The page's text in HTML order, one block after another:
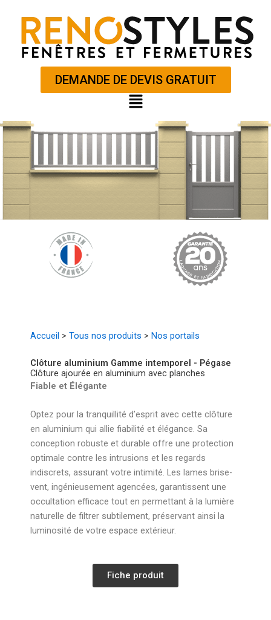
contenu
DEMANDE DE DEVIS GRATUIT
Main
Menu
Accueil > Tous nos produits > Nos portails
Clôture aluminium Gamme intemporel - Pégase
Clôture ajourée en aluminium avec planches
Fiable et Élégante
Optez pour la tranquillité d’esprit avec cette clôture
en aluminium qui allie fiabilité et élégance. Sa
conception robuste et durable offre une protection
optimale contre les intrusions et les regards
indiscrets, assurant votre intimité. Les lames brise-
vent, ingénieusement agencées, garantissent une
occultation efficace tout en permettant à la lumière
naturelle de filtrer subtilement, préservant ainsi la
luminosité de votre espace extérieur.
Fiche produit